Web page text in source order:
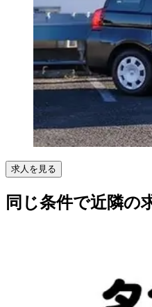
求人を見る
同じ条件で近隣の